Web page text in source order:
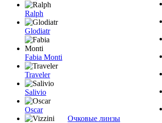
Ralph
Glodiatr
Fabia Monti
Traveler
Salivio
Oscar
Очковые линзы